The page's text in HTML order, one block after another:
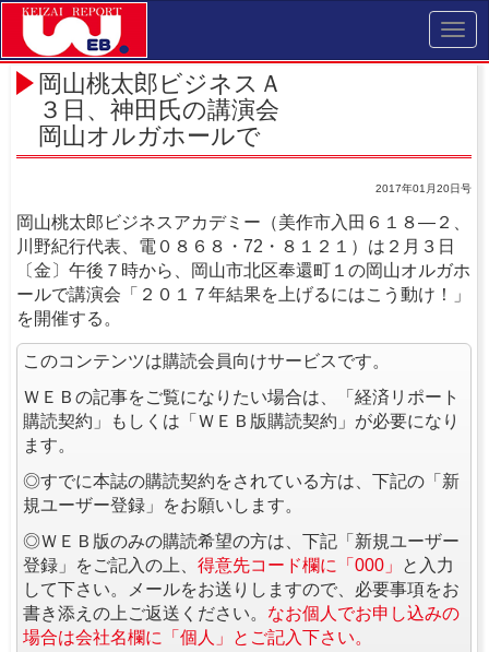
岡山桃太郎ビジネスＡ
３日、神田氏の講演会
岡山オルガホールで
2017年01月20日号
岡山桃太郎ビジネスアカデミー（美作市入田６１８―２、
川野紀行代表、電０８６８・72・８１２１）は２月３日
〔金〕午後７時から、岡山市北区奉還町１の岡山オルガホ
ールで講演会「２０１７年結果を上げるにはこう動け！」
を開催する。
このコンテンツは購読会員向けサービスです。
ＷＥＢの記事をご覧になりたい場合は、「経済リポート
購読契約」もしくは「ＷＥＢ版購読契約」が必要になり
ます。
◎すでに本誌の購読契約をされている方は、下記の「新
規ユーザー登録」をお願いします。
◎ＷＥＢ版のみの購読希望の方は、下記「新規ユーザー
登録」をご記入の上、 得意先コード欄に「000」
と入力
して下さい。メールをお送りしますので、必要事項をお
書き添えの上ご返送ください。 なお個人でお申し込みの
場合は会社名欄に「個人」とご記入下さい。